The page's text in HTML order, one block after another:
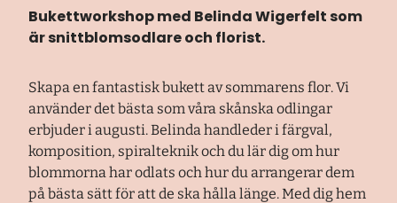
Bukettworkshop med Belinda Wigerfelt som
är snittblomsodlare och florist.
Skapa en fantastisk bukett av sommarens flor. Vi
använder det bästa som våra skånska odlingar
erbjuder i augusti. Belinda handleder i färgval,
komposition, spiralteknik och du lär dig om hur
blommorna har odlats och hur du arrangerar dem
på bästa sätt för att de ska hålla länge. Med dig hem